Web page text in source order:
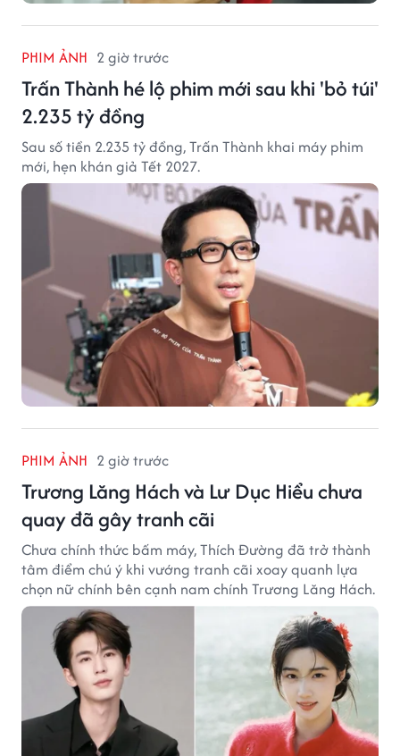
PHIM ẢNH 2 giờ trước
Trấn Thành hé lộ phim mới sau khi 'bỏ túi'
2.235 tỷ đồng
Sau số tiền 2.235 tỷ đồng, Trấn Thành khai máy phim
mới, hẹn khán giả Tết 2027.
PHIM ẢNH 2 giờ trước
Trương Lăng Hách và Lư Dục Hiểu chưa
quay đã gây tranh cãi
Chưa chính thức bấm máy, Thích Đường đã trở thành
tâm điểm chú ý khi vướng tranh cãi xoay quanh lựa
chọn nữ chính bên cạnh nam chính Trương Lăng Hách.